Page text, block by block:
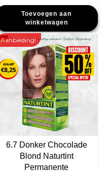
prijs
was:
€16,99.
prijs
is:
€8,50.
Toevoegen aan
winkelwagen
6.7 Donker Chocolade
Blond Naturtint
Permanente
Aanbieding!